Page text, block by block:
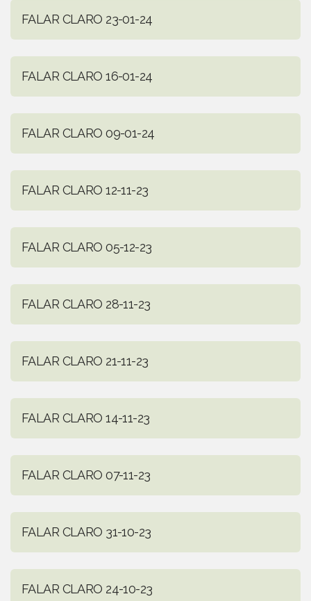
FALAR CLARO 23-01-24
FALAR CLARO 16-01-24
FALAR CLARO 09-01-24
FALAR CLARO 12-11-23
FALAR CLARO 05-12-23
FALAR CLARO 28-11-23
FALAR CLARO 21-11-23
FALAR CLARO 14-11-23
FALAR CLARO 07-11-23
FALAR CLARO 31-10-23
FALAR CLARO 24-10-23